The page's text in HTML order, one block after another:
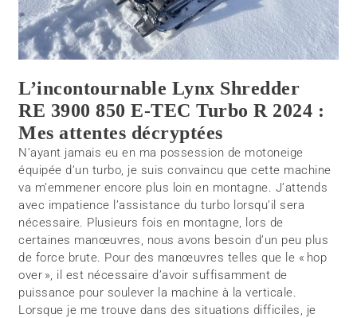
L’incontournable Lynx Shredder
RE 3900 850 E-TEC Turbo R 2024 :
Mes attentes décryptées
N’ayant jamais eu en ma possession de motoneige
équipée d’un turbo, je suis convaincu que cette machine
va m’emmener encore plus loin en montagne. J’attends
avec impatience l’assistance du turbo lorsqu’il sera
nécessaire. Plusieurs fois en montagne, lors de
certaines manœuvres, nous avons besoin d’un peu plus
de force brute. Pour des manœuvres telles que le « hop
over », il est nécessaire d’avoir suffisamment de
puissance pour soulever la machine à la verticale.
Lorsque je me trouve dans des situations difficiles, je